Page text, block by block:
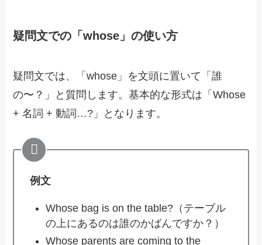
疑問文での「whose」の使い方
疑問文では、「whose」を文頭に置いて「誰
の〜？」と質問します。基本的な形式は「Whose
+ 名詞 + 動詞…?」となります。
例文
Whose bag is on the table?（テーブル
の上にあるのは誰のかばんですか？）
Whose parents are coming to the